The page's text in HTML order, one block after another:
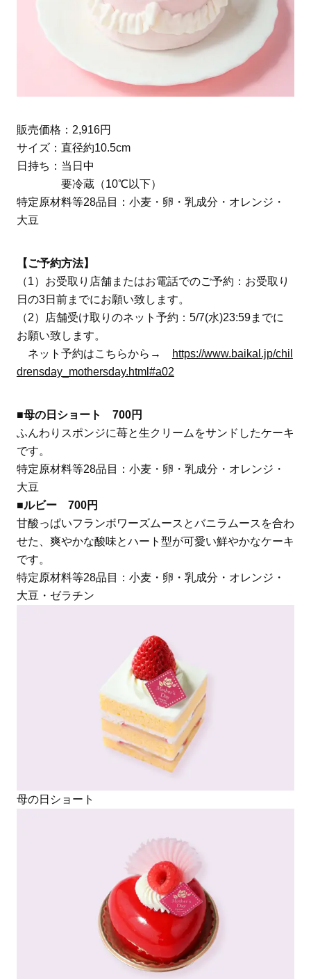
販売価格：2,916円
サイズ：直径約10.5cm
日持ち：当日中
要冷蔵（10℃以下）
特定原材料等28品目：小麦・卵・乳成分・オレンジ・
大豆
【ご予約方法】
（1）お受取り店舗またはお電話でのご予約：お受取り
日の3日前までにお願い致します。
（2）店舗受け取りのネット予約：5/7(水)23:59までに
お願い致します。
ネット予約はこちらから→
https://www.baikal.jp/chil
drensday_mothersday.html#a02
■母の日ショート 700円
ふんわりスポンジに苺と生クリームをサンドしたケーキ
です。
特定原材料等28品目：小麦・卵・乳成分・オレンジ・
大豆
■ルビー 700円
甘酸っぱいフランボワーズムースとバニラムースを合わ
せた、爽やかな酸味とハート型が可愛い鮮やかなケーキ
です。
特定原材料等28品目：小麦・卵・乳成分・オレンジ・
大豆・ゼラチン
母の日ショート